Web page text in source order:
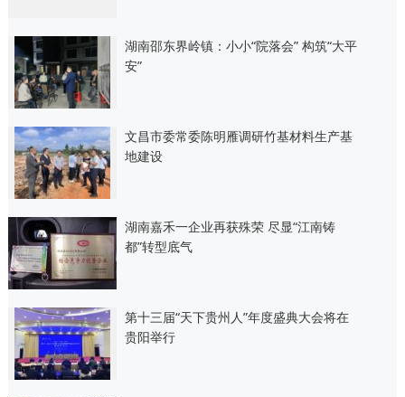
湖南邵东界岭镇：小小“院落会” 构筑“大平
安”
文昌市委常委陈明雁调研竹基材料生产基
地建设
湖南嘉禾一企业再获殊荣 尽显“江南铸
都”转型底气
第十三届“天下贵州人”年度盛典大会将在
贵阳举行